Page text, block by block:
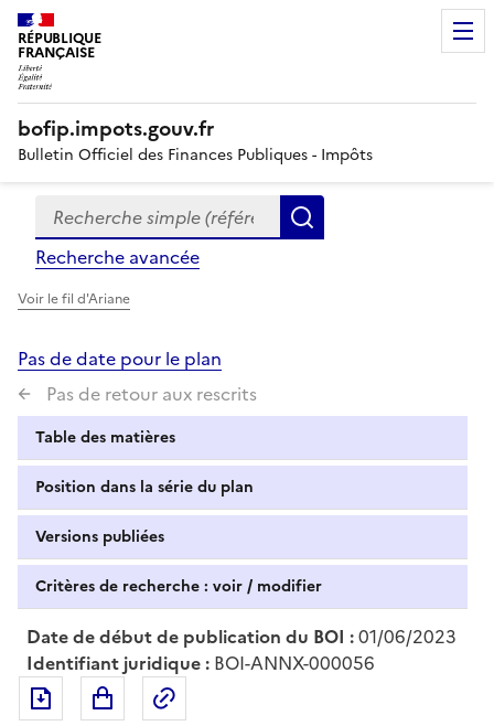
RÉPUBLIQUE
FRANÇAISE
bofip.impots.gouv.fr
Bulletin Officiel des Finances Publiques - Impôts
Formulaire
de
recherche
Recherche simple (références, mots clés, partie du
Recherche avancée
Voir le fil d'Ariane
Pas de date pour le plan
Pas de retour aux rescrits
Table des matières
Position dans la série du plan
Versions publiées
Critères de recherche : voir / modifier
Date de début de publication du BOI :01/06/2023
Identifiant juridique : BOI-ANNX-000056
Exporter le document au format pdf